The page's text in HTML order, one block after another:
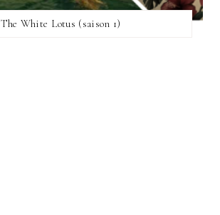
The White Lotus (saison 1)